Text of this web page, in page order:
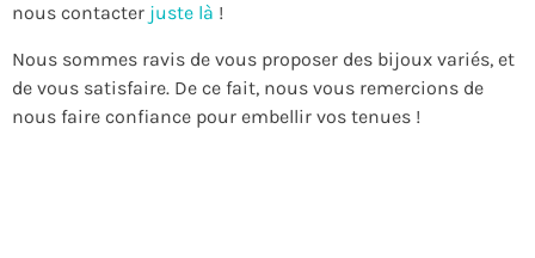
nous contacter juste là !
Nous sommes ravis de vous proposer des bijoux variés, et
de vous satisfaire. De ce fait, nous vous remercions de
nous faire confiance pour embellir vos tenues !